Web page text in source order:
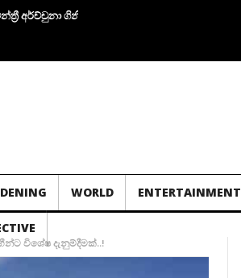
ගිනිඅවියක් අතැතිව කාන්තාවක් සමග පැටලෙයි.!
WORLD ENTERTAINMENT
විශේෂ දැනුම්දීමක්..!